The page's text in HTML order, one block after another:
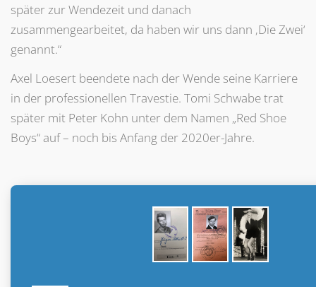
später zur Wendezeit und danach
zusammengearbeitet, da haben wir uns dann ‚Die Zwei‘
genannt.“
Axel Loesert beendete nach der Wende seine Karriere
in der professionellen Travestie. Tomi Schwabe trat
später mit Peter Kohn unter dem Namen „Red Shoe
Boys“ auf – noch bis Anfang der 2020er-Jahre.